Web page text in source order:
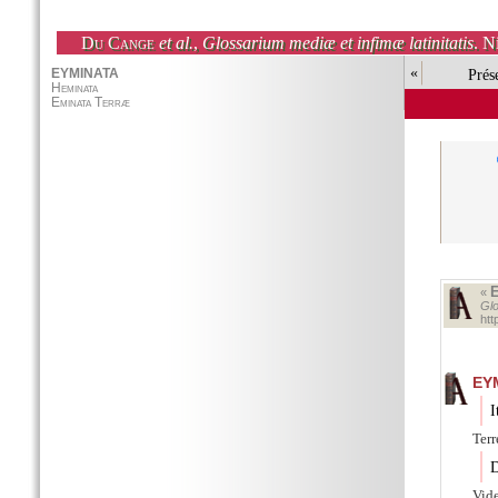
Du Cange et al., Glossarium mediæ et infimæ latinitatis.
«
«